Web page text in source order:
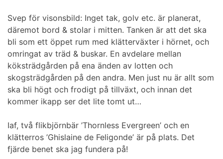
Svep för visonsbild: Inget tak, golv etc. är planerat,
däremot bord & stolar i mitten. Tanken är att det ska
bli som ett öppet rum med klätterväxter i hörnet, och
omringat av träd & buskar. En avdelare mellan
köksträdgården på ena änden av lotten och
skogsträdgården på den andra. Men just nu är allt som
ska bli högt och frodigt på tillväxt, och innan det
kommer ikapp ser det lite tomt ut…
Iaf, två flikbjörnbär ’Thornless Evergreen’ och en
klätterros ’Ghislaine de Feligonde’ är på plats. Det
fjärde benet ska jag fundera på!